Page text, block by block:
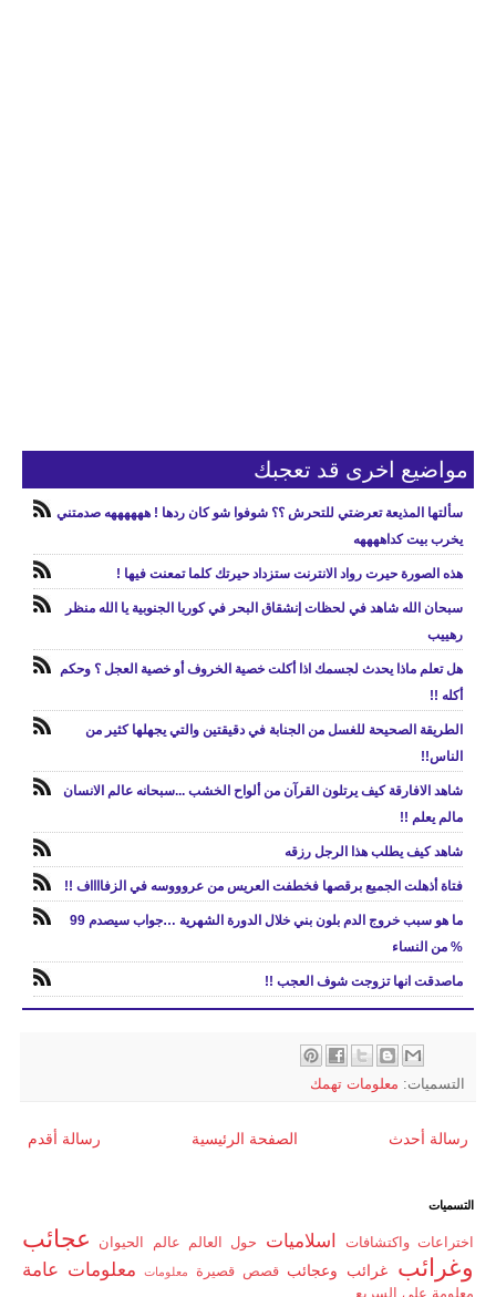
مواضيع اخرى قد تعجبك
سألتها المذيعة تعرضتي للتحرش ؟؟ شوفوا شو كان ردها ! ههههههه صدمتني
يخرب بيت كداههههه
هذه الصورة حيرت رواد الانترنت ستزداد حيرتك كلما تمعنت فيها !
سبحان الله شاهد في لحظات إنشقاق البحر في كوريا الجنوبية يا الله منظر
رهييب
هل تعلم ماذا يحدث لجسمك اذا أكلت خصية الخروف أو خصية العجل ؟ وحكم
أكله !!
الطريقة الصحيحة للغسل من الجنابة في دقيقتين والتي يجهلها كثير من
الناس!!
شاهد الافارقة كيف يرتلون القرآن من ألواح الخشب ...سبحانه عالم الانسان
مالم يعلم !!
شاهد كيف يطلب هذا الرجل رزقه
فتاة أذهلت الجميع برقصها فخطفت العريس من عروووسه في الزفااااف !!
ما هو سبب خروج الدم بلون بني خلال الدورة الشهرية …جواب سيصدم 99
% من النساء
ماصدقت انها تزوجت شوف العجب !!
التسميات: معلومات تهمك
رسالة أحدث رسالة أقدم الصفحة الرئيسية
التسميات
اختراعات واكتشافات اسلاميات حول العالم عالم الحيوان
عجائب
وغرائب
غرائب وعجائب قصص قصيرة معلومات معلومات عامة